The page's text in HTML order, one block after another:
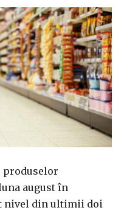
august în
nivel din ultimii doi